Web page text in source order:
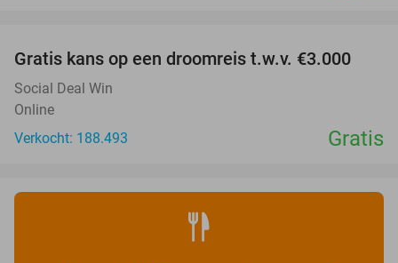
Gratis kans op een droomreis t.w.v. €3.000
Social Deal Win
Online
Verkocht: 188.493
Gratis